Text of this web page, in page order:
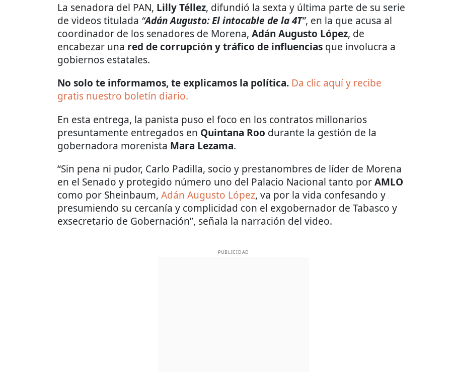
La senadora del PAN, Lilly Téllez, difundió la sexta y última parte de su serie
de videos titulada “Adán Augusto: El intocable de la 4T”, en la que acusa al
coordinador de los senadores de Morena, Adán Augusto López, de
encabezar una red de corrupción y tráfico de influencias que involucra a
gobiernos estatales.
No solo te informamos, te explicamos la política. Da clic aquí y recibe
gratis nuestro boletín diario.
En esta entrega, la panista puso el foco en los contratos millonarios
presuntamente entregados en Quintana Roo durante la gestión de la
gobernadora morenista Mara Lezama.
“Sin pena ni pudor, Carlo Padilla, socio y prestanombres de líder de Morena
en el Senado y protegido número uno del Palacio Nacional tanto porAMLO
como por Sheinbaum, Adán Augusto López, va por la vida confesando y
presumiendo su cercanía y complicidad con el exgobernador de Tabasco y
exsecretario de Gobernación”, señala la narración del video.
PUBLICIDAD